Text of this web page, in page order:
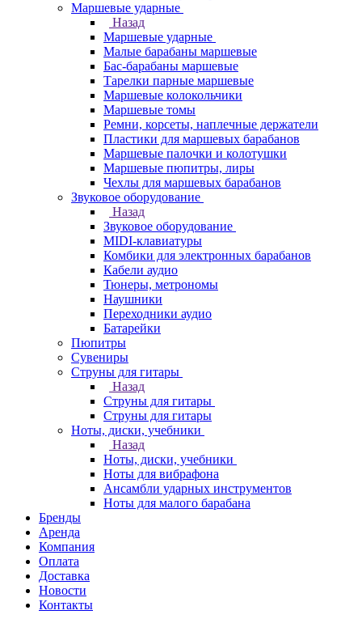
Маршевые ударные
Назад
Маршевые ударные
Малые барабаны маршевые
Бас-барабаны маршевые
Тарелки парные маршевые
Маршевые колокольчики
Маршевые томы
Ремни, корсеты, наплечные держатели
Пластики для маршевых барабанов
Маршевые палочки и колотушки
Маршевые пюпитры, лиры
Чехлы для маршевых барабанов
Звуковое оборудование
Назад
Звуковое оборудование
MIDI-клавиатуры
Комбики для электронных барабанов
Кабели аудио
Тюнеры, метрономы
Наушники
Переходники аудио
Батарейки
Пюпитры
Сувениры
Струны для гитары
Назад
Струны для гитары
Струны для гитары
Ноты, диски, учебники
Назад
Ноты, диски, учебники
Ноты для вибрафона
Ансамбли ударных инструментов
Ноты для малого барабана
Бренды
Аренда
Компания
Оплата
Доставка
Новости
Контакты